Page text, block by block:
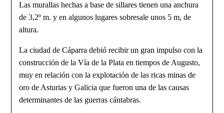
Las murallas hechas a base de sillares tienen una anchura
de 3,2º m. y en algunos lugares sobresale unos 5 m, de
altura.
La ciudad de Cáparra debió recibir un gran impulso con la
construcción de la Vía de la Plata en tiempos de Augusto,
muy en relación con la explotación de las ricas minas de
oro de Asturias y Galicia que fueron una de las causas
determinantes de las guerras cántabras.